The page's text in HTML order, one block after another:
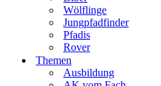
Wölflinge
Jungpfadfinder
Pfadis
Rover
Themen
Ausbildung